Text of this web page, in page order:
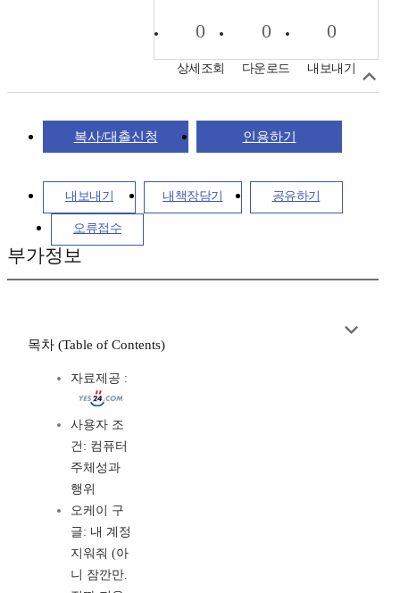
0
상세조회
0
다운로드
0
내보내기
복사/대출신청 인용하기
내보내기 내책장담기 공유하기
오류접수
부가정보
목차 (Table of Contents)
자료제공 :
사용자 조
건: 컴퓨터
주체성과
행위
오케이 구
글: 내 계정
지워줘 (아
니 잠깐만.